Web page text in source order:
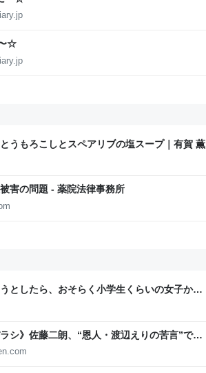
☆
うもろこしとスペアリブの塩スープ｜有賀 薫
害の問題 - 薬院法律事務所
としたら、おそらく小学生くらいの女子から
シ》佐藤二朗、“恩人・渡辺えりの苦言”でト
砲”をお見舞いした現在【橋本愛とトラブル】